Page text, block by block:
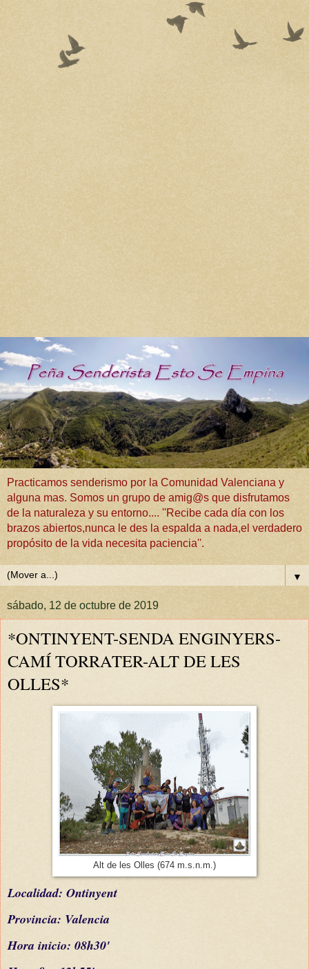
Practicamos senderismo por la Comunidad Valenciana y
alguna mas. Somos un grupo de amig@s que disfrutamos
de la naturaleza y su entorno.... ''Recibe cada día con los
brazos abiertos,nunca le des la espalda a nada,el verdadero
propósito de la vida necesita paciencia''.
▼
sábado, 12 de octubre de 2019
*ONTINYENT-SENDA ENGINYERS-
CAMÍ TORRATER-ALT DE LES
OLLES*
Alt de les Olles (674 m.s.n.m.)
Localidad: Ontinyent
Provincia: Valencia
Hora inicio: 08h30'